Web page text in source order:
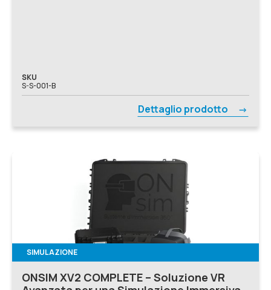
SKU
S-S-001-B
Dettaglio prodotto
SIMULAZIONE
ONSIM XV2 COMPLETE – Soluzione VR